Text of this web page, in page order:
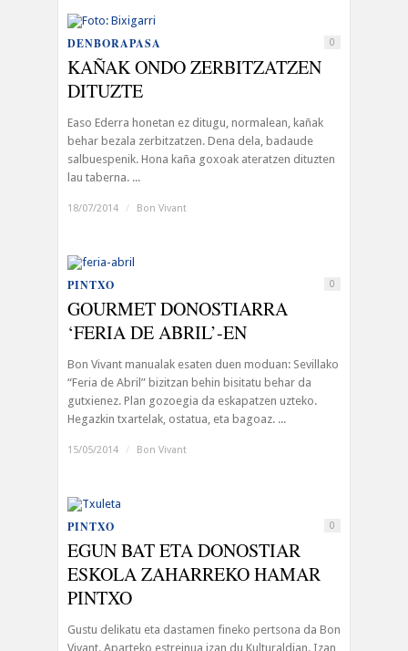
DENBORAPASA 0
KAÑAK ONDO ZERBITZATZEN
DITUZTE
Easo Ederra honetan ez ditugu, normalean, kañak
behar bezala zerbitzatzen. Dena dela, badaude
salbuespenik. Hona kaña goxoak ateratzen dituzten
lau taberna. ...
18/07/2014 / Bon Vivant
PINTXO 0
GOURMET DONOSTIARRA
‘FERIA DE ABRIL’-EN
Bon Vivant manualak esaten duen moduan: Sevillako
“Feria de Abril” bizitzan behin bisitatu behar da
gutxienez. Plan gozoegia da eskapatzen uzteko.
Hegazkin txartelak, ostatua, eta bagoaz. ...
15/05/2014 / Bon Vivant
PINTXO 0
EGUN BAT ETA DONOSTIAR
ESKOLA ZAHARREKO HAMAR
PINTXO
Gustu delikatu eta dastamen fineko pertsona da Bon
Vivant. Aparteko estreinua izan du Kulturaldian. Izan